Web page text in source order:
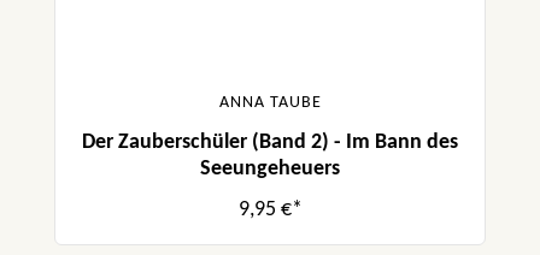
ANNA TAUBE
Der Zauberschüler (Band 2) - Im Bann des
Seeungeheuers
9,95 €*